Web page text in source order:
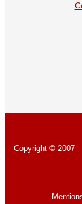
Copyright © 2007 -